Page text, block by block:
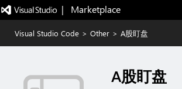
|   Marketplace
Visual Studio Code > Other > A股盯盘
A股盯盘